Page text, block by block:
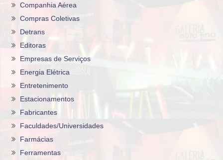
Companhia Aérea
Compras Coletivas
Detrans
Editoras
Empresas de Serviços
Energia Elétrica
Entretenimento
Estacionamentos
Fabricantes
Faculdades/Universidades
Farmácias
Ferramentas